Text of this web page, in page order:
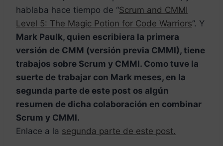
hablaba hace tiempo de “Scrum and CMMI
Level 5: The Magic Potion for Code Warriors”. Y
Mark Paulk, quien escribiera la primera
versión de CMM (versión previa CMMI), tiene
trabajos sobre Scrum y CMMI. Como tuve la
suerte de trabajar con Mark meses, en la
segunda parte de este post os algún
resumen de dicha colaboración en combinar
Scrum y CMMI.
Enlace a la segunda parte de este post.